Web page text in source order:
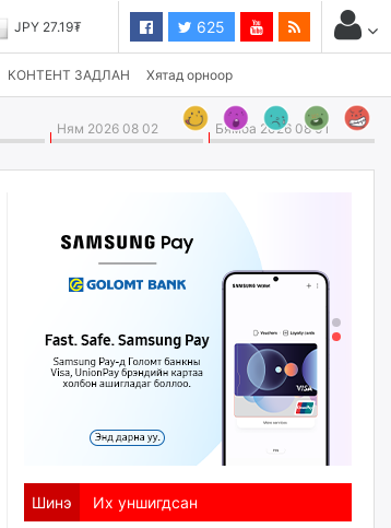
JPY 27.19₮ 625
КОНТЕНТ ЗАДЛАН Хятад орноор
Ням 2026 08 02 Бямба 2026 08 01
Шинэ Их уншигдсан